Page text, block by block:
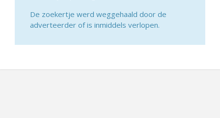
De zoekertje werd weggehaald door de
adverteerder of is inmiddels verlopen.